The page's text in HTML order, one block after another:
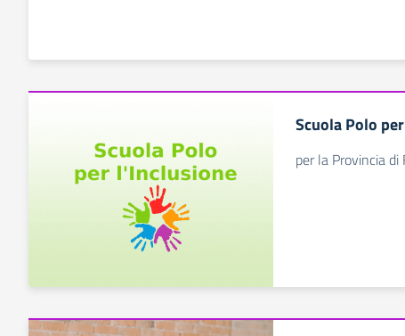
Scuola Polo
per la Provincia